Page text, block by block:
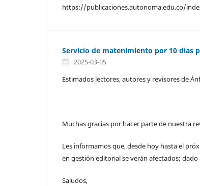
https://publicaciones.autonoma.edu.co/
Servicio de matenimiento por 10 días
2025-03-05
Estimados lectores, autores y revisores de
Muchas gracias por hacer parte de nuestra
Les informamos que, desde hoy hasta el
en gestión editorial se verán afectados;
Saludos,